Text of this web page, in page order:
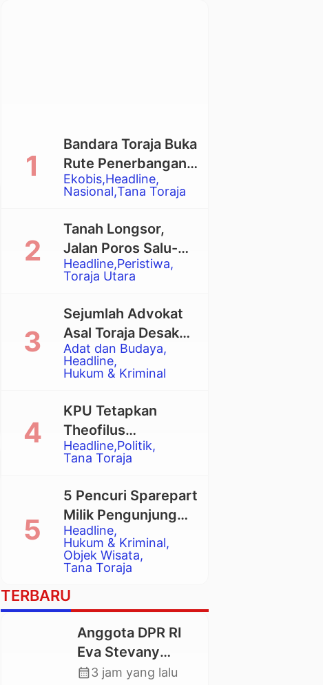
Ekobis Headline
Nasional Tana Toraja
Bandara Toraja Buka
Rute Penerbangan
Langsung Toraja-
Balikpapan
Headline Peristiwa
Toraja Utara
Tanah Longsor,
Jalan Poros Salu-
Dende’ Tertutup
Total
Adat dan Budaya
Headline
Hukum & Kriminal
Sejumlah Advokat
Asal Toraja Desak
Mahkamah Agung
Larang Penggunaan
Eksekusi Rumah
Adat Tongkonan
Headline Politik
Tana Toraja
KPU Tetapkan
Theofilus
Allorerung dan
Zadrak Tombe
sebagai Bupati dan
Wakil Bupati Tana
Toraja Terpilih
Headline
Hukum & Kriminal
Objek Wisata
Tana Toraja
5 Pencuri Sparepart
Milik Pengunjung
Objek Wisata
Pango-Pango
Ditangkap Polisi
TERBARU
Anggota DPR RI
Eva Stevany
Rataba Salurkan
calendar_month3 jam yang lalu